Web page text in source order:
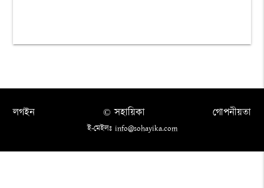
লগইন গোপনীয়তা
© সহায়িকা
ই-মেইলঃ info@sohayika.com